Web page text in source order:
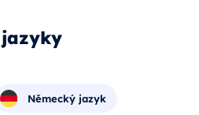
Německý jazyk